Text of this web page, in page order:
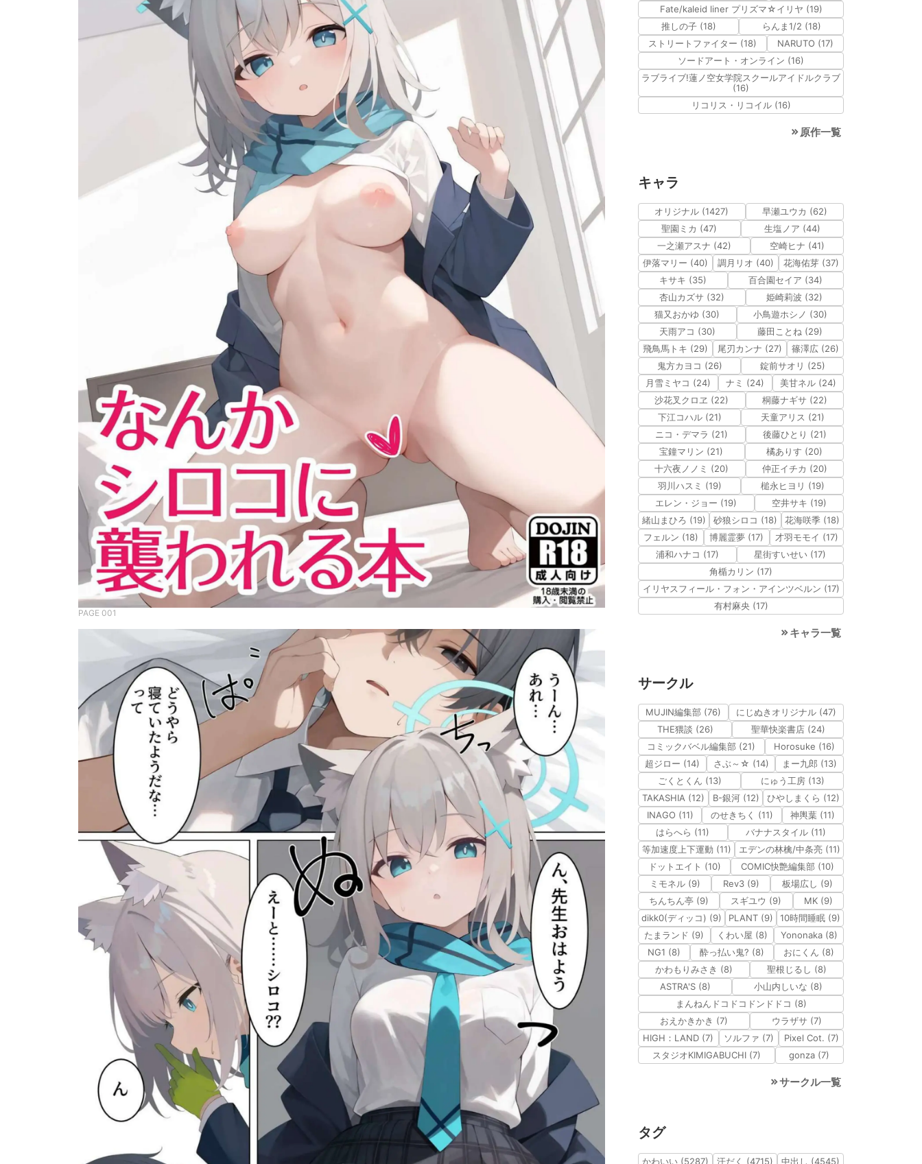
PAGE 001
Fate/kaleid liner プリズマ☆イリヤ (19)
推しの子 (18)
らんま1/2 (18)
ストリートファイター (18)
NARUTO (17)
ソードアート・オンライン (16)
ラブライブ!蓮ノ空女学院スクールアイドルクラブ
(16)
リコリス・リコイル (16)
原作一覧
キャラ
オリジナル (1427)
早瀬ユウカ (62)
聖園ミカ (47)
生塩ノア (44)
一之瀬アスナ (42)
空崎ヒナ (41)
伊落マリー (40)
調月リオ (40)
花海佑芽 (37)
キサキ (35)
百合園セイア (34)
杏山カズサ (32)
姫崎莉波 (32)
猫又おかゆ (30)
小鳥遊ホシノ (30)
天雨アコ (30)
藤田ことね (29)
飛鳥馬トキ (29)
尾刃カンナ (27)
篠澤広 (26)
鬼方カヨコ (26)
錠前サオリ (25)
月雪ミヤコ (24)
ナミ (24)
美甘ネル (24)
沙花叉クロヱ (22)
桐藤ナギサ (22)
下江コハル (21)
天童アリス (21)
ニコ・デマラ (21)
後藤ひとり (21)
宝鐘マリン (21)
橘ありす (20)
十六夜ノノミ (20)
仲正イチカ (20)
羽川ハスミ (19)
槌永ヒヨリ (19)
エレン・ジョー (19)
空井サキ (19)
緒山まひろ (19)
砂狼シロコ (18)
花海咲季 (18)
フェルン (18)
博麗霊夢 (17)
才羽モモイ (17)
浦和ハナコ (17)
星街すいせい (17)
角楯カリン (17)
イリヤスフィール・フォン・アインツベルン (17)
有村麻央 (17)
キャラ一覧
サークル
MUJIN編集部 (76)
にじぬきオリジナル (47)
THE猥談 (26)
聖華快楽書店 (24)
コミックバベル編集部 (21)
Horosuke (16)
超ジロー (14)
さぶ～☆ (14)
まー九郎 (13)
ごくとくん (13)
にゅう工房 (13)
TAKASHIA (12)
B-銀河 (12)
ひやしまくら (12)
INAGO (11)
のせきちく (11)
神輿葉 (11)
はらへら (11)
バナナスタイル (11)
等加速度上下運動 (11)
エデンの林檎/中条亮 (11)
ドットエイト (10)
COMIC快艶編集部 (10)
ミモネル (9)
Rev3 (9)
板場広し (9)
ちんちん亭 (9)
スギユウ (9)
MK (9)
dikk0(ディッコ) (9)
PLANT (9)
10時間睡眠 (9)
たまランド (9)
くわい屋 (8)
Yononaka (8)
NG1 (8)
酔っ払い鬼? (8)
おにくん (8)
かわもりみさき (8)
聖根じるし (8)
ASTRA'S (8)
小山内しいな (8)
まんねんドコドコドンドドコ (8)
おえかきかき (7)
ウラザサ (7)
HIGH：LAND (7)
ソルファ (7)
Pixel Cot. (7)
スタジオKIMIGABUCHI (7)
gonza (7)
サークル一覧
タグ
かわいい (5287) 汗だく (4715)
中出し (4545)